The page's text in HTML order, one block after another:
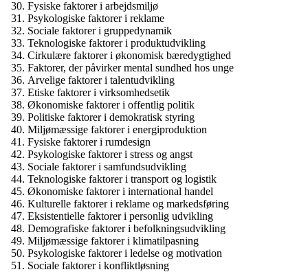
Fysiske faktorer i arbejdsmiljø
Psykologiske faktorer i reklame
Sociale faktorer i gruppedynamik
Teknologiske faktorer i produktudvikling
Cirkulære faktorer i økonomisk bæredygtighed
Faktorer, der påvirker mental sundhed hos unge
Arvelige faktorer i talentudvikling
Etiske faktorer i virksomhedsetik
Økonomiske faktorer i offentlig politik
Politiske faktorer i demokratisk styring
Miljømæssige faktorer i energiproduktion
Fysiske faktorer i rumdesign
Psykologiske faktorer i stress og angst
Sociale faktorer i samfundsudvikling
Teknologiske faktorer i transport og logistik
Økonomiske faktorer i international handel
Kulturelle faktorer i reklame og markedsføring
Eksistentielle faktorer i personlig udvikling
Demografiske faktorer i befolkningsudvikling
Miljømæssige faktorer i klimatilpasning
Psykologiske faktorer i ledelse og motivation
Sociale faktorer i konfliktløsning